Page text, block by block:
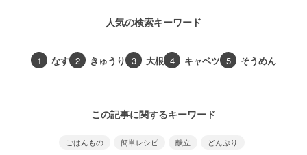
人気の検索キーワード
1 なす 2 きゅうり 3 大根 4 キャベツ 5 そうめん
この記事に関するキーワード
ごはんもの 簡単レシピ 献立 どんぶり